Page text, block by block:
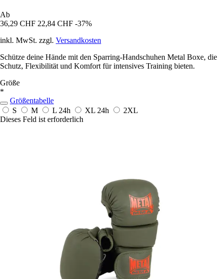
Ab
36,29 CHF 22,84 CHF -37%
inkl. MwSt. zzgl. Versandkosten
Schütze deine Hände mit den Sparring-Handschuhen Metal Boxe, die
Schutz, Flexibilität und Komfort für intensives Training bieten.
Größe
*
Größentabelle
S
M L 24h XL 24h
2XL
Dieses Feld ist erforderlich